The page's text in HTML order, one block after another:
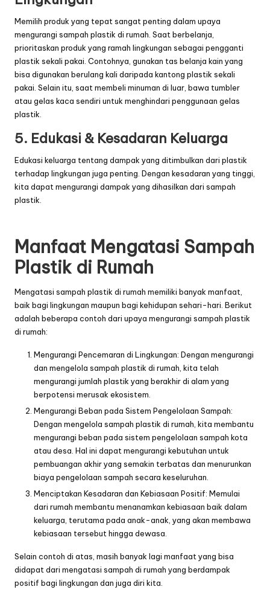
Memilih produk yang tepat sangat penting dalam upaya
mengurangi sampah plastik di rumah. Saat berbelanja,
prioritaskan produk yang ramah lingkungan sebagai pengganti
plastik sekali pakai. Contohnya, gunakan tas belanja kain yang
bisa digunakan berulang kali daripada kantong plastik sekali
pakai. Selain itu, saat membeli minuman di luar, bawa tumbler
atau gelas kaca sendiri untuk menghindari penggunaan gelas
plastik.
5. Edukasi & Kesadaran Keluarga
Edukasi keluarga tentang dampak yang ditimbulkan dari plastik
terhadap lingkungan juga penting. Dengan kesadaran yang tinggi,
kita dapat mengurangi dampak yang dihasilkan dari sampah
plastik.
Manfaat Mengatasi Sampah
Plastik di Rumah
Mengatasi sampah plastik di rumah memiliki banyak manfaat,
baik bagi lingkungan maupun bagi kehidupan sehari-hari. Berikut
adalah beberapa contoh dari upaya mengurangi sampah plastik
di rumah:
Mengurangi Pencemaran di Lingkungan: Dengan mengurangi
dan mengelola sampah plastik di rumah, kita telah
mengurangi jumlah plastik yang berakhir di alam yang
berpotensi merusak ekosistem.
Mengurangi Beban pada Sistem Pengelolaan Sampah:
Dengan mengelola sampah plastik di rumah, kita membantu
mengurangi beban pada sistem pengelolaan sampah kota
atau desa. Hal ini dapat mengurangi kebutuhan untuk
pembuangan akhir yang semakin terbatas dan menurunkan
biaya pengelolaan sampah secara keseluruhan.
Menciptakan Kesadaran dan Kebiasaan Positif: Memulai
dari rumah membantu menanamkan kebiasaan baik dalam
keluarga, terutama pada anak-anak, yang akan membawa
kebiasaan tersebut hingga dewasa.
Selain contoh di atas, masih banyak lagi manfaat yang bisa
didapat dari mengatasi sampah di rumah yang berdampak
positif bagi lingkungan dan juga diri kita.